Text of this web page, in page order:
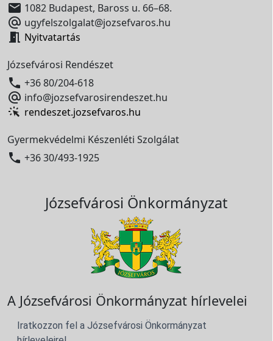
 1082 Budapest, Baross u. 66–68.
 ugyfelszolgalat@jozsefvaros.hu
 Nyitvatartás
Józsefvárosi Rendészet
 +36 80/204-618
 info@jozsefvarosirendeszet.hu
rendeszet.jozsefvaros.hu
Gyermekvédelmi Készenléti Szolgálat
 +36 30/493-1925
Józsefvárosi Önkormányzat
A Józsefvárosi Önkormányzat hírlevelei
Iratkozzon fel a Józsefvárosi Önkormányzat